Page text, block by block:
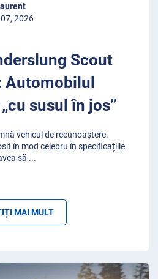
2026
Scout
Automobilul
susul în jos”
vehicul de recunoaștere.
în mod celebru în specificațiile
să ...
MAI MULT